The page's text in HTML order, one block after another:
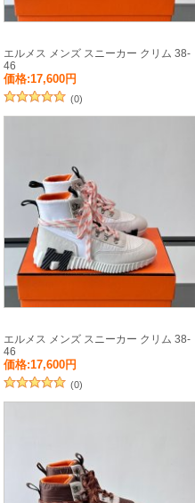
エルメス メンズ スニーカー クリム 38-
46
価格:17,600円
(0)
エルメス メンズ スニーカー クリム 38-
46
価格:17,600円
(0)